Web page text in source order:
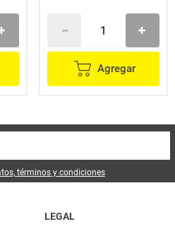
Agregar
términos y condiciones
LEGAL